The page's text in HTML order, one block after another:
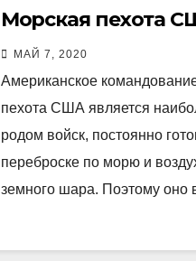
Морская пехота
МАЙ 7, 2020
Американское
пехота США является
родом войск, постоянно
переброске по морю и
земного шара. Поэтому оно